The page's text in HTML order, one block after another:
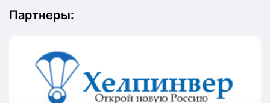
Партнеры: